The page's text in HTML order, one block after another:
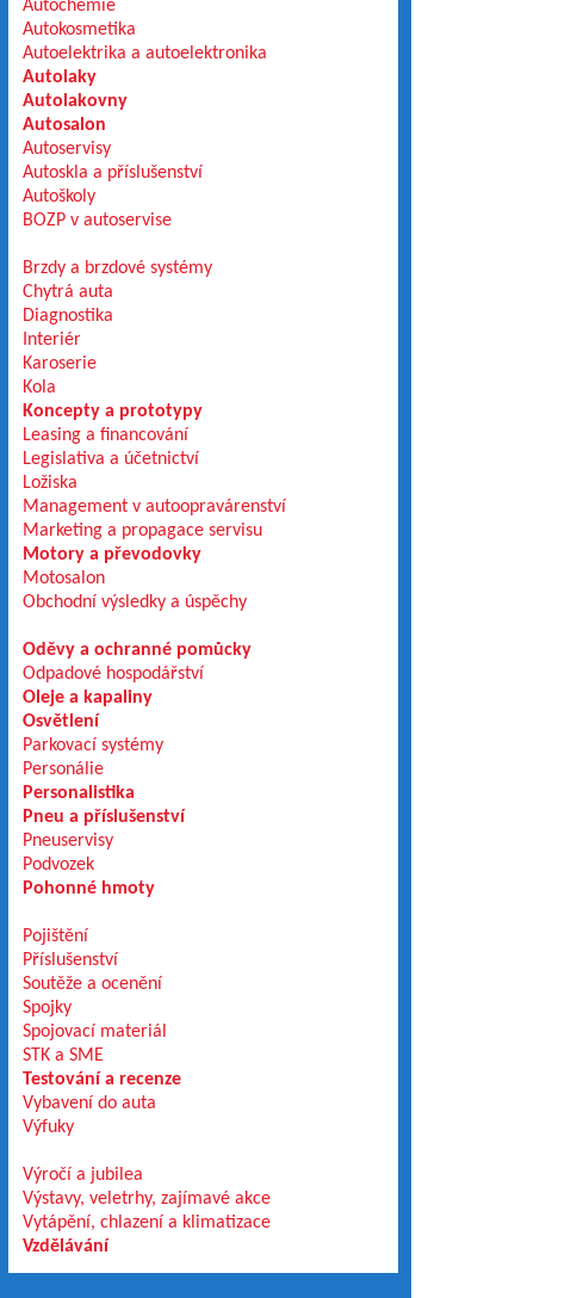
Autochemie
Autokosmetika
Autoelektrika a autoelektronika
Autolaky
Autolakovny
Autosalon
Autoservisy
Autoskla a příslušenství
Autoškoly
BOZP v autoservise
Brzdy a brzdové systémy
Chytrá auta
Diagnostika
Interiér
Karoserie
Kola
Koncepty a prototypy
Leasing a financování
Legislativa a účetnictví
Ložiska
Management v autoopravárenství
Marketing a propagace servisu
Motory a převodovky
Motosalon
Obchodní výsledky a úspěchy
Oděvy a ochranné pomůcky
Odpadové hospodářství
Oleje a kapaliny
Osvětlení
Parkovací systémy
Personálie
Personalistika
Pneu a příslušenství
Pneuservisy
Podvozek
Pohonné hmoty
Pojištění
Příslušenství
Soutěže a ocenění
Spojky
Spojovací materiál
STK a SME
Testování a recenze
Vybavení do auta
Výfuky
Výročí a jubilea
Výstavy, veletrhy, zajímavé akce
Vytápění, chlazení a klimatizace
Vzdělávání